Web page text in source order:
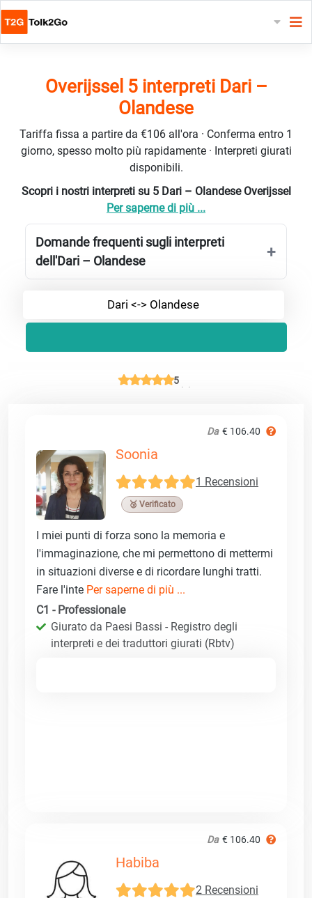
Overijssel 5 interpreti Dari –
Olandese
Tariffa fissa a partire da €106 all'ora · Conferma entro 1
giorno, spesso molto più rapidamente · Interpreti giurati
disponibili.
Scopri i nostri interpreti su 5 Dari – Olandese Overijssel
Per saperne di più ...
Domande frequenti sugli interpreti
dell'Dari – Olandese
Dari <-> Olandese
5
Da € 106.40
Soonia
1 Recensioni
🥉 Verificato
I miei punti di forza sono la memoria e
l'immaginazione, che mi permettono di mettermi
in situazioni diverse e di ricordare lunghi tratti.
Fare l'inte Per saperne di più ...
C1 - Professionale
Giurato da Paesi Bassi - Registro degli
interpreti e dei traduttori giurati (Rbtv)
Da € 106.40
Habiba
2 Recensioni